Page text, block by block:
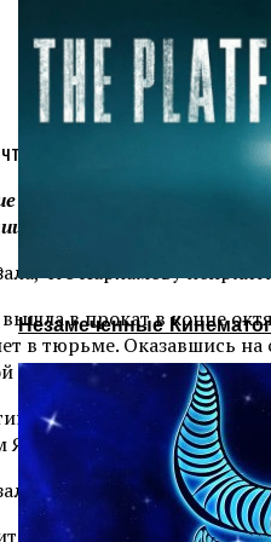
Незамеченные
экраны попала
держаться стойко, Асмус
в прокат в конце
в тюрьме. Оказавшись
ключевого персонажа.
затрагивается
Янковским.
не только актрису, но и